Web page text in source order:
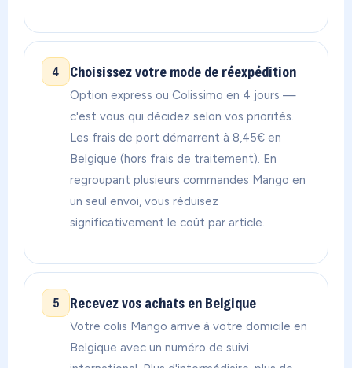
4 Choisissez votre mode de réexpédition
Option express ou Colissimo en 4 jours —
c'est vous qui décidez selon vos priorités.
Les frais de port démarrent à 8,45€ en
Belgique (hors frais de traitement). En
regroupant plusieurs commandes Mango en
un seul envoi, vous réduisez
significativement le coût par article.
5 Recevez vos achats en Belgique
Votre colis Mango arrive à votre domicile en
Belgique avec un numéro de suivi